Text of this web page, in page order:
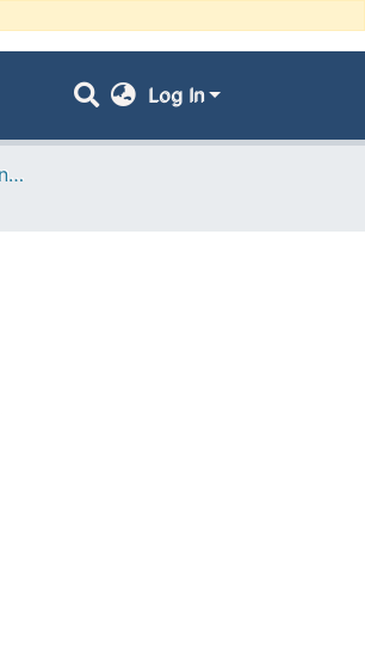
Log In
- [ VRPG-Doc-Sc] Sciences économiques --- علوم إقتصادية